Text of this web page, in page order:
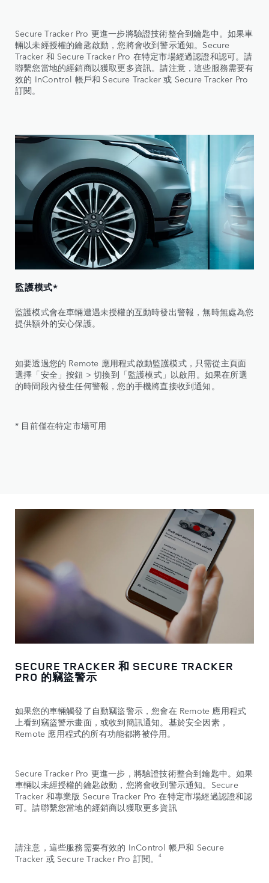
Secure Tracker Pro 更進一步將驗證技術整合到鑰匙中。如果車
輛以未經授權的鑰匙啟動，您將會收到警示通知。Secure
Tracker 和 Secure Tracker Pro 在特定市場經過認證和認可。請
聯繫您當地的經銷商以獲取更多資訊。請注意，這些服務需要有
效的 InControl 帳戶和 Secure Tracker 或 Secure Tracker Pro
訂閱。
監護模式*
監護模式會在車輛遭遇未授權的互動時發出警報，無時無處為您
提供額外的安心保護。
如要透過您的 Remote 應用程式啟動監護模式，只需從主頁面
選擇「安全」按鈕 > 切換到「監護模式」以啟用。如果在所選
的時間段內發生任何警報，您的手機將直接收到通知。
* 目前僅在特定市場可用
SECURE TRACKER 和 SECURE TRACKER
PRO 的竊盜警示
如果您的車輛觸發了自動竊盜警示，您會在 Remote 應用程式
上看到竊盜警示畫面，或收到簡訊通知。基於安全因素，
Remote 應用程式的所有功能都將被停用。
Secure Tracker Pro 更進一步，將驗證技術整合到鑰匙中。如果
車輛以未經授權的鑰匙啟動，您將會收到警示通知。Secure
Tracker 和專業版 Secure Tracker Pro 在特定市場經過認證和認
可。請聯繫您當地的經銷商以獲取更多資訊
請注意，這些服務需要有效的 InControl 帳戶和 Secure
Tracker 或 Secure Tracker Pro 訂閱。4